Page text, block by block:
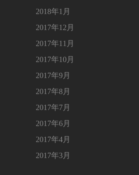
2018年1月
2017年12月
2017年11月
2017年10月
2017年9月
2017年8月
2017年7月
2017年6月
2017年4月
2017年3月